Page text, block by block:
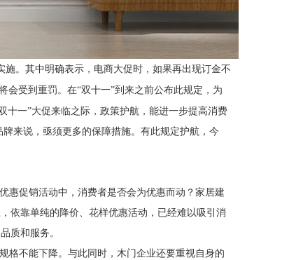
。其中明确表示，电商大促时，如果再出现订金不
受到重罚。在“双十一”到来之前公布此规定，为
十一”大促来临之际，政策护航，能进一步提高消费
来说，亟须更多的保障措施。有此规定护航，今
惠促销活动中，消费者是否会为优惠而动？家居建
依靠单纯的降价、花样优惠活动，已经难以吸引消
质和服务。
格不能下降。与此同时，木门企业还要重视自身的